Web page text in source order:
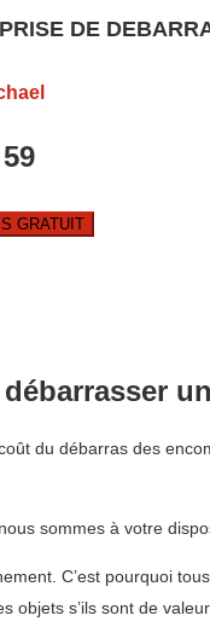
DE
GRATUIT
du débarras des
sommes à votre
C’est pourquoi
objets s’ils sont de